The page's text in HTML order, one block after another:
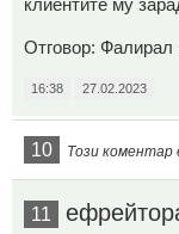
клиентите му
Отговор:
16:38 27.02.2023
10 Този
11